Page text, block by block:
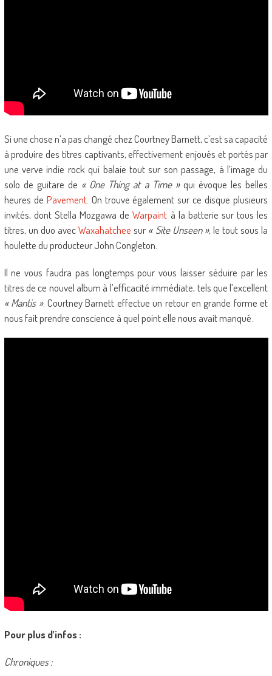
Si une chose n’a pas changé chez Courtney Barnett, c’est sa capacité
à produire des titres captivants, effectivement enjoués et portés par
une verve indie rock qui balaie tout sur son passage, à l’image du
solo de guitare de « One Thing at a Time »qui évoque les belles
heures de Pavement. On trouve également sur ce disque plusieurs
invités, dont Stella Mozgawa deWarpaint à la batterie sur tous les
titres, un duo avecWaxahatchee sur« Site Unseen », le tout sous la
houlette du producteur John Congleton.
Il ne vous faudra pas longtemps pour vous laisser séduire par les
titres de ce nouvel album à l’efficacité immédiate, tels que l’excellent
« Mantis ». Courtney Barnett effectue un retour en grande forme et
nous fait prendre conscience à quel point elle nous avait manqué.
Pour plus d’infos :
Chroniques :